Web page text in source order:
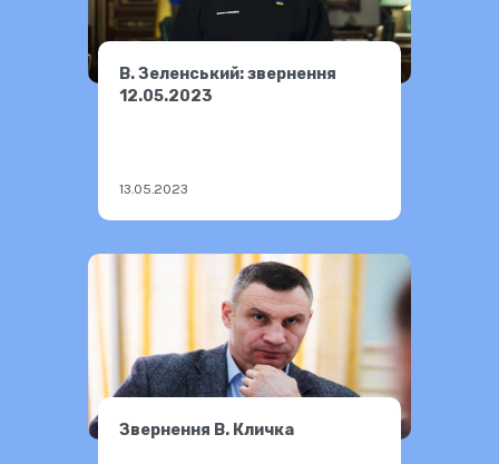
В. Зеленський: звернення
12.05.2023
13.05.2023
Звернення В. Кличка